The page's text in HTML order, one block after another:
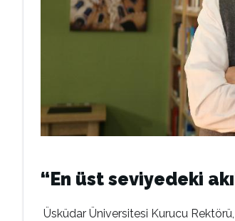
“En üst seviyedeki
Üsküdar Üniversitesi Kurucu